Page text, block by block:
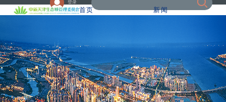
登录
首页 新闻